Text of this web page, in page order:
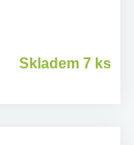
Skladem 7 ks